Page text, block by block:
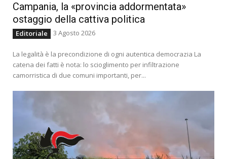
Campania, la «provincia addormentata»
ostaggio della cattiva politica
Editoriale 3 Agosto 2026
La legalità è la precondizione di ogni autentica democrazia La
catena dei fatti è nota: lo scioglimento per infiltrazione
camorristica di due comuni importanti, per...